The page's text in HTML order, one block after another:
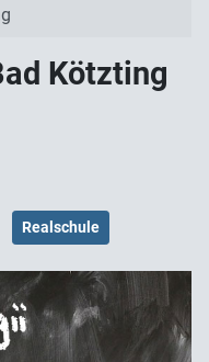
Kötzting
Realschule